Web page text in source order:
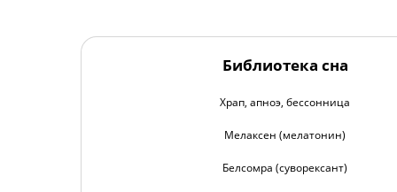
Библиотека сна
Храп, апноэ, бессонница
Мелаксен (мелатонин)
Белсомра (суворексант)